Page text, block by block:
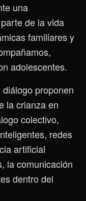
una
de la vida
familiares y
adolescentes.
proponen
la crianza en
colectivo,
redes
artificial
la comunicación
dentro del